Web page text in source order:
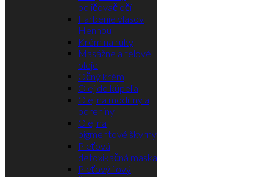
odličovač očí
Farbenie vlasov
Hennou
Krém na ruky
Masážne a telové
oleje
Očný krém
Olej do kúpeľa
Olej na modriny a
odreniny
Olej na
pigmentové škvrny
Pleťová
detoxikačná maska
Pleťový ílový